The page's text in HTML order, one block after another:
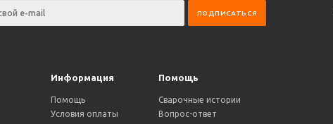
Информация Помощь
Помощь
Условия оплаты
Сварочные истории
Вопрос-ответ